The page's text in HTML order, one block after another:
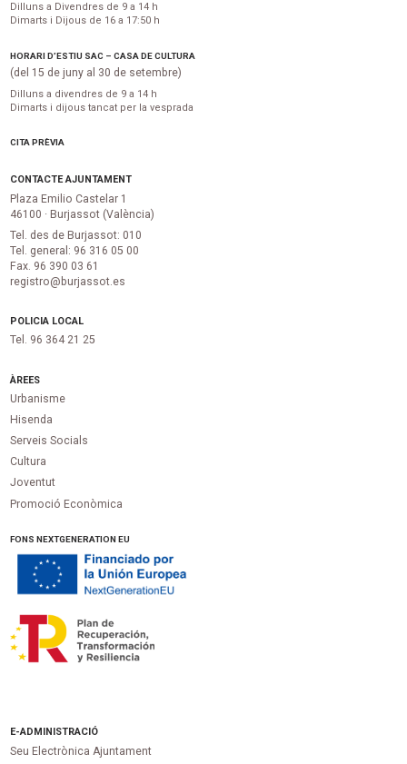
Dilluns a Divendres de 9 a 14 h
Dimarts i Dijous de 16 a 17:50 h
HORARI D’ESTIU SAC – CASA DE CULTURA
(del 15 de juny al 30 de setembre)
Dilluns a divendres de 9 a 14 h
Dimarts i dijous tancat per la vesprada
CITA PRÈVIA
CONTACTE AJUNTAMENT
Plaza Emilio Castelar 1
46100 · Burjassot (València)
Tel. des de Burjassot: 010
Tel. general: 96 316 05 00
Fax. 96 390 03 61
registro@burjassot.es
POLICIA LOCAL
Tel. 96 364 21 25
ÀREES
Urbanisme
Hisenda
Serveis Socials
Cultura
Joventut
Promoció Econòmica
FONS NEXTGENERATION EU
E-ADMINISTRACIÓ
Seu Electrònica Ajuntament